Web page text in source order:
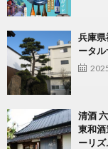
兵庫
ータ
清酒
東和
ーリズ